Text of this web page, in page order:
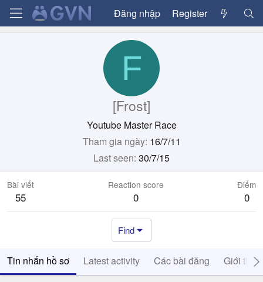
Đăng nhập Register
F
[Frost]
Youtube Master Race
Tham gia ngày 16/7/11
Last seen 30/7/15
Bài viết
55
Reaction score
0
Điểm
0
Find
Tin nhắn hồ sơ Latest activity Các bài đăng Giới thiệu